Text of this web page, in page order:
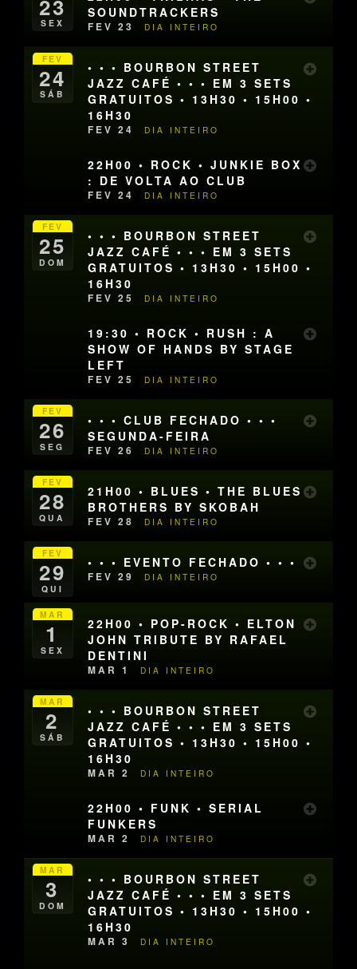
23
SEX
SOUNDTRACKERS
FEV 23 DIA INTEIRO
FEV
24
SÁB
• • • BOURBON STREET
JAZZ CAFÉ • • • EM 3 SETS
GRATUITOS • 13H30 • 15H00 •
16H30
FEV 24 DIA INTEIRO
22H00 • ROCK • JUNKIE BOX
: DE VOLTA AO CLUB
FEV 24 DIA INTEIRO
FEV
25
DOM
• • • BOURBON STREET
JAZZ CAFÉ • • • EM 3 SETS
GRATUITOS • 13H30 • 15H00 •
16H30
FEV 25 DIA INTEIRO
19:30 • ROCK • RUSH : A
SHOW OF HANDS BY STAGE
LEFT
FEV 25 DIA INTEIRO
FEV
26
SEG
• • • CLUB FECHADO • • •
SEGUNDA-FEIRA
FEV 26 DIA INTEIRO
FEV
28
QUA
21H00 • BLUES • THE BLUES
BROTHERS BY SKOBAH
FEV 28 DIA INTEIRO
FEV
29
QUI
• • • EVENTO FECHADO • • •
FEV 29 DIA INTEIRO
MAR
1
SEX
22H00 • POP-ROCK • ELTON
JOHN TRIBUTE BY RAFAEL
DENTINI
MAR 1 DIA INTEIRO
MAR
2
SÁB
• • • BOURBON STREET
JAZZ CAFÉ • • • EM 3 SETS
GRATUITOS • 13H30 • 15H00 •
16H30
MAR 2 DIA INTEIRO
22H00 • FUNK • SERIAL
FUNKERS
MAR 2 DIA INTEIRO
MAR
3
DOM
• • • BOURBON STREET
JAZZ CAFÉ • • • EM 3 SETS
GRATUITOS • 13H30 • 15H00 •
16H30
MAR 3 DIA INTEIRO